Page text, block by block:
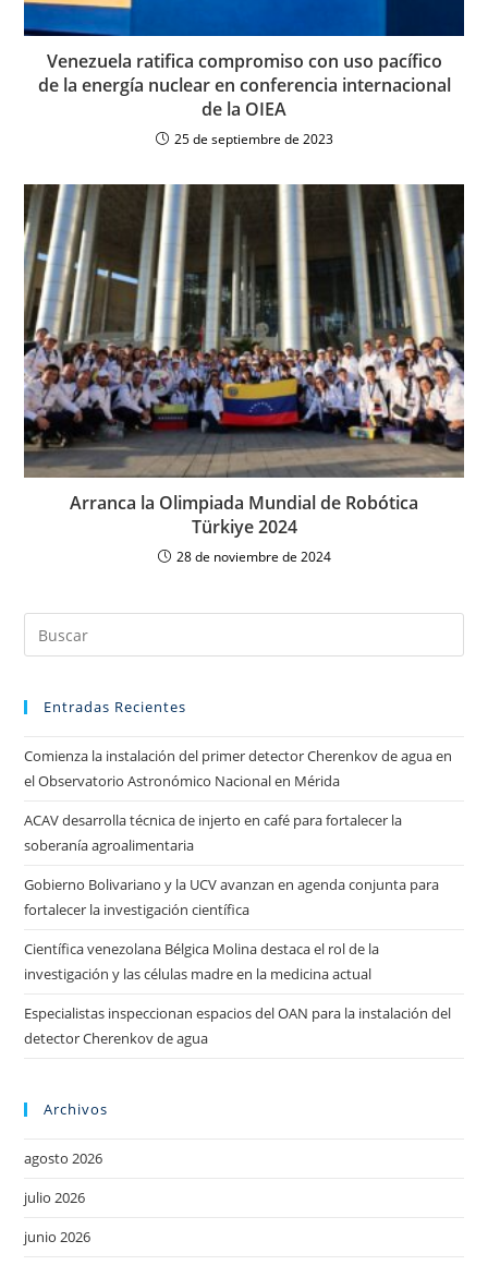
Venezuela ratifica compromiso con uso pacífico
de la energía nuclear en conferencia internacional
de la OIEA
25 de septiembre de 2023
Arranca la Olimpiada Mundial de Robótica
Türkiye 2024
28 de noviembre de 2024
Entradas Recientes
Comienza la instalación del primer detector Cherenkov de agua en
el Observatorio Astronómico Nacional en Mérida
ACAV desarrolla técnica de injerto en café para fortalecer la
soberanía agroalimentaria
Gobierno Bolivariano y la UCV avanzan en agenda conjunta para
fortalecer la investigación científica
Científica venezolana Bélgica Molina destaca el rol de la
investigación y las células madre en la medicina actual
Especialistas inspeccionan espacios del OAN para la instalación del
detector Cherenkov de agua
Archivos
agosto 2026
julio 2026
junio 2026